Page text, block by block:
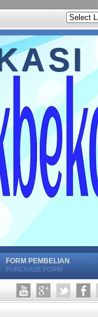
FORM PEMBELIAN
PURCHASE FORM